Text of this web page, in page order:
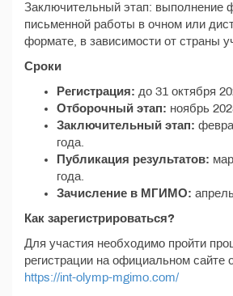
Заключительный этап: выполнение
письменной работы в очном или
формате, в зависимости от страны
Сроки
Регистрация: до 31 октября
Отборочный этап: ноябрь
Заключительный этап:
года.
Публикация результатов:
года.
Зачисление в МГИМО:
Как зарегистрироваться?
Для участия необходимо пройти
регистрации на официальном сайте
https://int-olymp-mgimo.com/